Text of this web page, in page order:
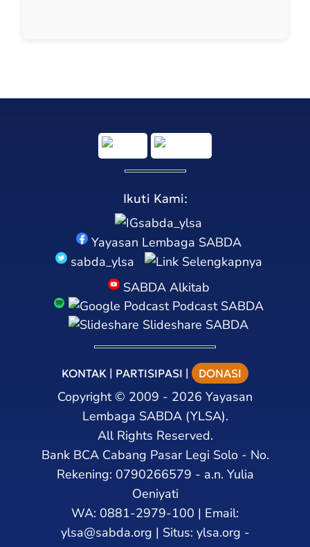
Ikuti Kami:
sabda_ylsa
Yayasan Lembaga SABDA
sabda_ylsa
Selengkapnya
SABDA Alkitab
Podcast SABDA
Slideshare SABDA
KONTAK | PARTISIPASI | DONASI
Copyright© 2009 - 2026 Yayasan
Lembaga SABDA (YLSA).
All Rights Reserved.
Bank BCA Cabang Pasar Legi Solo - No.
Rekening: 0790266579 - a.n. Yulia
Oeniyati
WA: 0881-2979-100 | Email:
ylsa@sabda.org | Situs: ylsa.org -